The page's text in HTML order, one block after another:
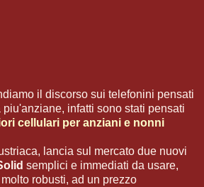
il discorso sui telefonini pensati
infatti sono stati pensati
cellulari per anziani e nonni
lancia sul mercato due nuovi
semplici e immediati da usare,
robusti, ad un prezzo